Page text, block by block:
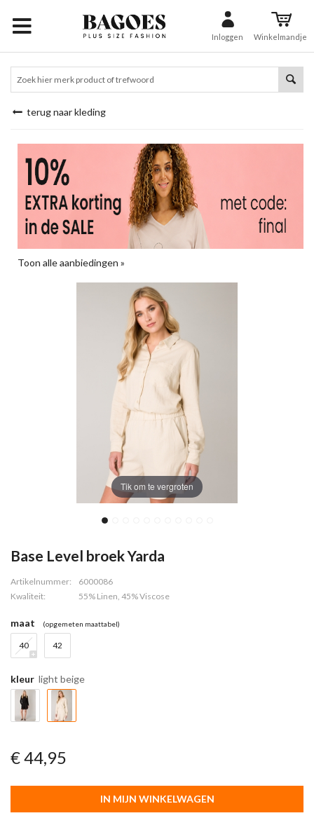
Inloggen Winkelmandje
terug naar kleding
Toon alle aanbiedingen »
Tik om te vergroten
Base Level broek Yarda
Artikelnummer:
6000086
Kwaliteit:
55% Linen, 45% Viscose
maat (opgemeten maattabel)
40 42
kleur light beige
€ 44,95
IN MIJN WINKELWAGEN